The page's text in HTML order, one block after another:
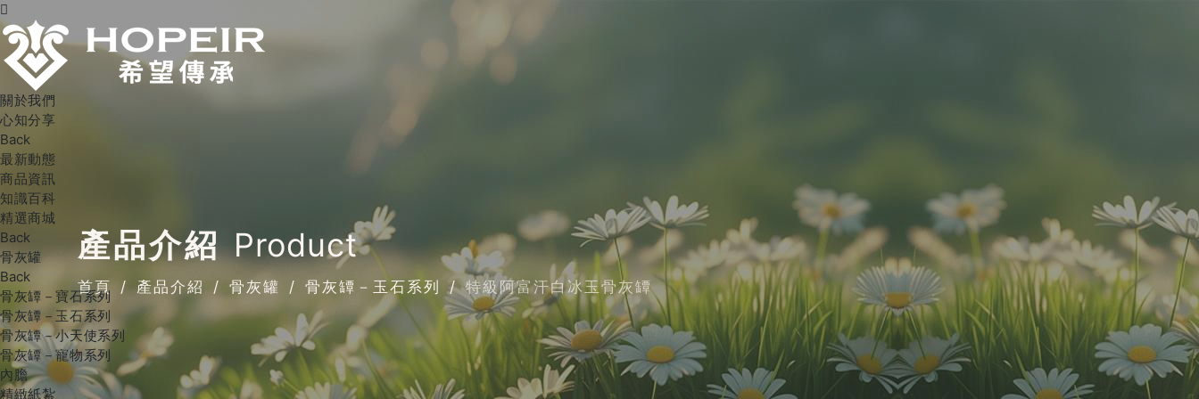
關於我們
心知分享
Back
最新動態
商品資訊
知識百科
精選商城
Back
骨灰罐
Back
骨灰罈－寶石系列
骨灰罈－玉石系列
骨灰罈－小天使系列
骨灰罈－寵物系列
內膽
精緻紙紮
產品介紹 Product
首頁 產品介紹 骨灰罐 骨灰罈－玉石系列 特級阿富汗白冰玉骨灰罈